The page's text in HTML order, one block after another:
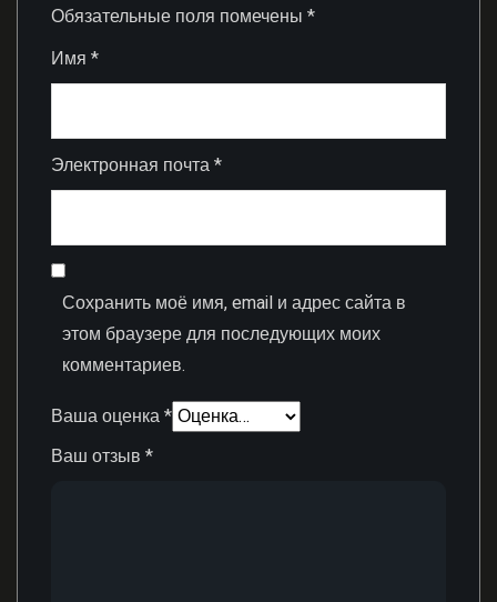
Обязательные поля помечены *
Имя *
Электронная почта*
Сохранить моё имя, email и адрес сайта в
этом браузере для последующих моих
комментариев.
Ваша оценка*
Ваш отзыв *